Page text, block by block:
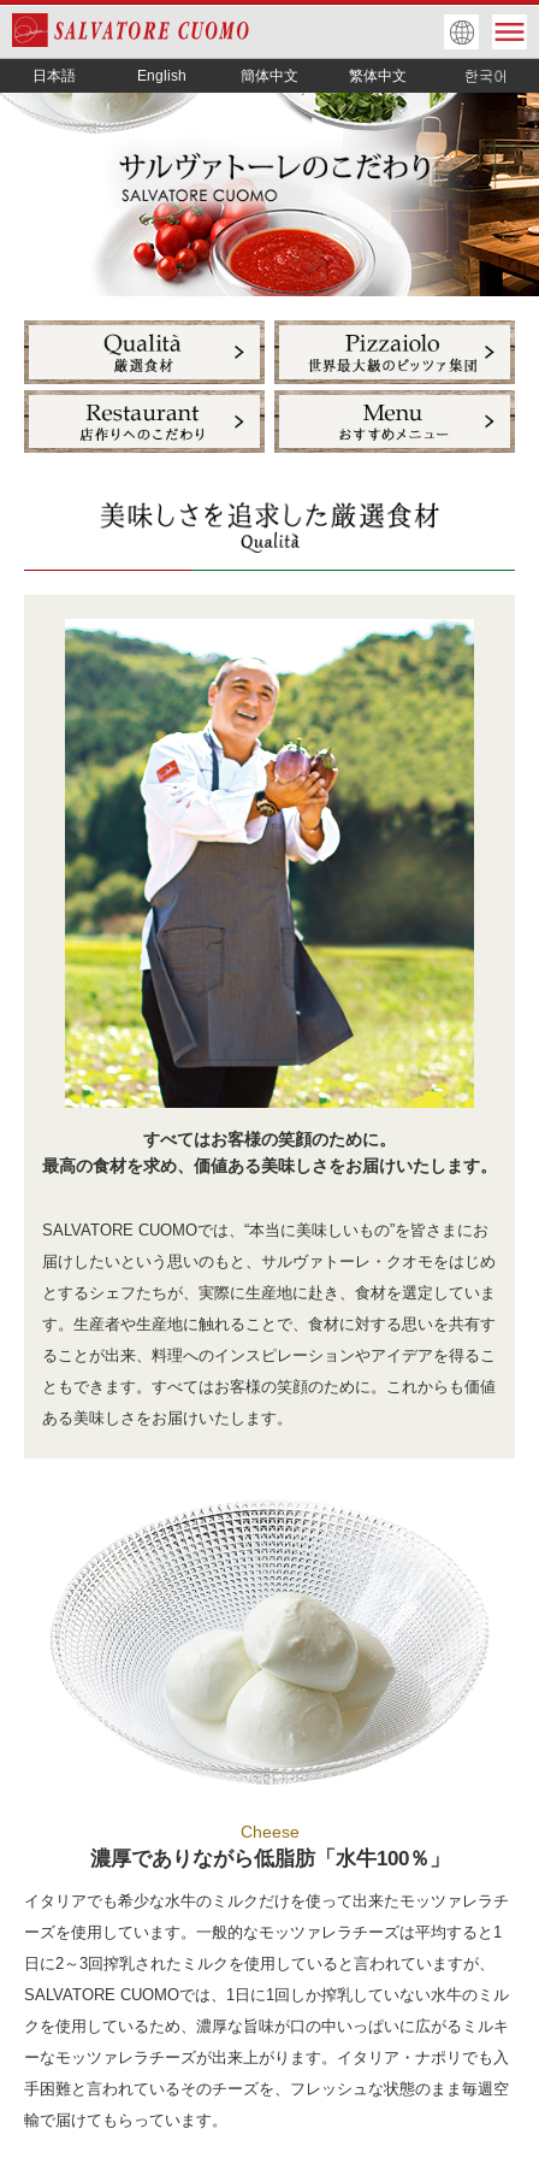
日本語 English 簡体中文 繁体中文
すべてはお客様の笑顔のために。
最高の食材を求め、価値ある美味しさをお届けいたします。
SALVATORE CUOMOでは、“本当に美味しいもの”を皆さまにお
届けしたいという思いのもと、サルヴァトーレ・クオモをはじめ
とするシェフたちが、実際に生産地に赴き、食材を選定していま
す。生産者や生産地に触れることで、食材に対する思いを共有す
ることが出来、料理へのインスピレーションやアイデアを得るこ
ともできます。すべてはお客様の笑顔のために。これからも価値
ある美味しさをお届けいたします。
Cheese
濃厚でありながら低脂肪「水牛100％」
イタリアでも希少な水牛のミルクだけを使って出来たモッツァレラチ
ーズを使用しています。一般的なモッツァレラチーズは平均すると1
日に2～3回搾乳されたミルクを使用していると言われていますが、
SALVATORE CUOMOでは、1日に1回しか搾乳していない水牛のミル
クを使用しているため、濃厚な旨味が口の中いっぱいに広がるミルキ
ーなモッツァレラチーズが出来上がります。イタリア・ナポリでも入
手困難と言われているそのチーズを、フレッシュな状態のまま毎週空
輸で届けてもらっています。